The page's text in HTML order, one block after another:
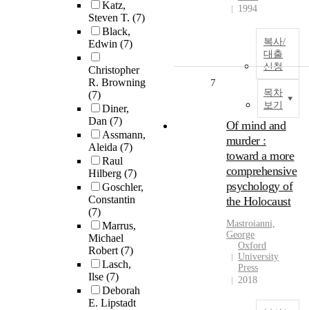
Katz,
Steven T. (7)
Black,
Edwin (7)
Christopher
R. Browning
(7)
Diner,
Dan (7)
Assmann,
Aleida (7)
Raul
Hilberg (7)
Goschler,
Constantin
(7)
Marrus,
Michael
Robert(7)
Lasch,
Ilse (7)
Deborah
E. Lipstadt
1994
복사/
대출
신청
목차
보기
7
Of mind and
murder :
toward a more
comprehensive
psychology of
the Holocaust
Mastroianni,
George
Oxford
University
Press
2018